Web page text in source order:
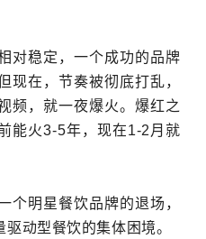
对稳定，一个成功的品牌
现在，节奏被彻底打乱，
频，就一夜爆火。爆红之
能火3-5年，现在1-2月就
个明星餐饮品牌的退场，
动型餐饮的集体困境。